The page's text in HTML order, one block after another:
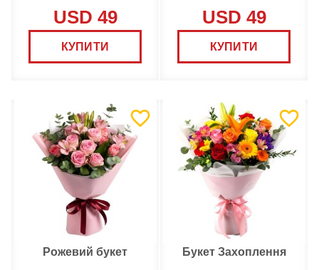
USD 49
КУПИТИ
USD 49
КУПИТИ
Рожевий букет Букет Захоплення